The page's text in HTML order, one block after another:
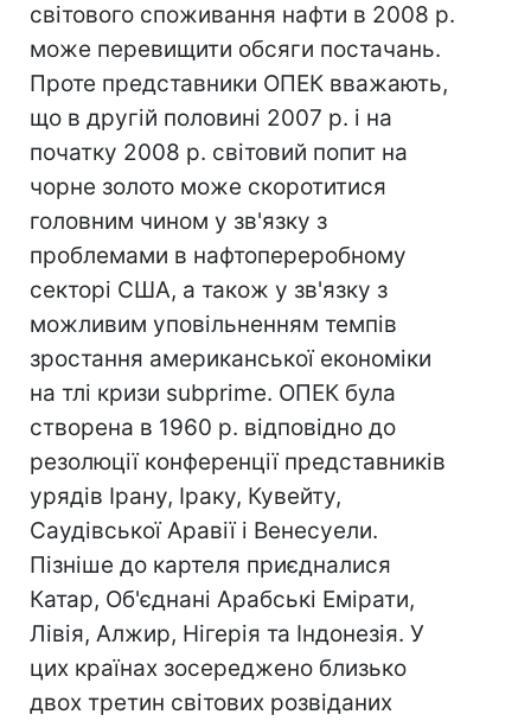
світового споживання нафти в 2008 р.
може перевищити обсяги постачань.
Проте представники ОПЕК вважають,
що в другій половині 2007 р. і на
початку 2008 р. світовий попит на
чорне золото може скоротитися
головним чином у зв'язку з
проблемами в нафтопереробному
секторі США, а також у зв'язку з
можливим уповільненням темпів
зростання американської економіки
на тлі кризи subprime. ОПЕК була
створена в 1960 р. відповідно до
резолюції конференції представників
урядів Ірану, Іраку, Кувейту,
Саудівської Аравії і Венесуели.
Пізніше до картеля приєдналися
Катар, Об'єднані Арабські Емірати,
Лівія, Алжир, Нігерія та Індонезія. У
цих країнах зосереджено близько
двох третин світових розвіданих